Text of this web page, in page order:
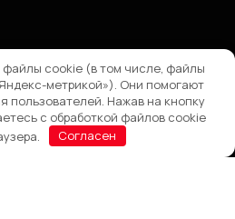
cookie (в том числе, файлы
метрикой»). Они помогают
пользователей. Нажав на кнопку
с обработкой файлов cookie
Согласен